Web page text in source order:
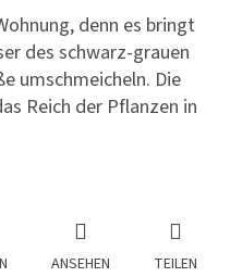
denn es bringt
des schwarz-grauen
umschmeicheln. Die
Reich der Pflanzen in
ANSEHEN TEILEN